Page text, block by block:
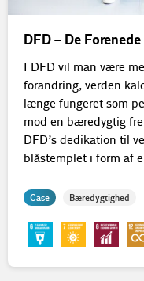
DFD – De
I DFD vil man være
forandring, verden
længe fungeret som
mod en bæredygtig
DFD’s dedikation til
blåstemplet i form af
Case Bæredygtighed